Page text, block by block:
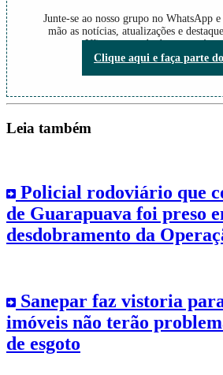
Junte-se ao nosso grupo no WhatsApp
mão as notícias, atualizações e
Não perca nada do que está
Clique aqui e faça parte
Leia também
Policial rodoviário que
de Guarapuava foi preso
desdobramento da
Sanepar faz vistoria
imóveis não terão
de esgoto